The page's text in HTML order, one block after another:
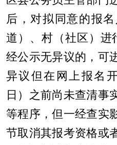
后，对拟同意的报
道）、村（社区）进
经公示无异议的，可
异议但在网上报名
日）之前尚未查清事
等程序，但一经查实
节取消其报考资格或